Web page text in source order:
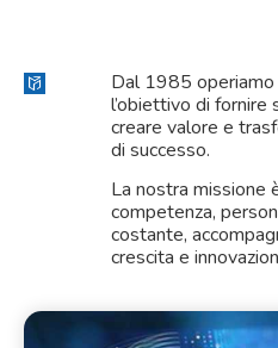
Dal 1985 operiamo
l’obiettivo di fornire
creare valore e
di successo.
La nostra missione
competenza,
costante,
crescita e